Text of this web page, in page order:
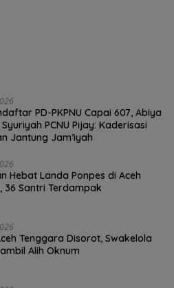
PD-PKPNU Capai 607, Abiya
PCNU Pijay: Kaderisasi
Jantung Jam’iyah
Hebat Landa Ponpes di Aceh
36 Santri Terdampak
Tenggara Disorot, Swakelola
Alih Oknum